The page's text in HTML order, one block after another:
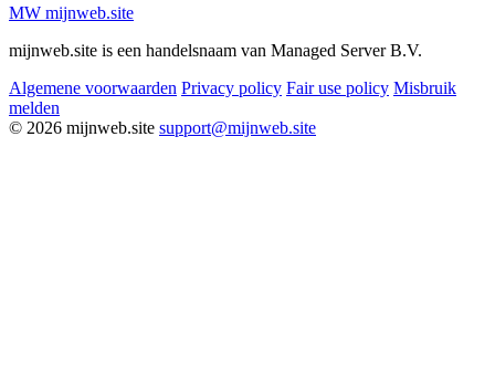
MW mijnweb.site
mijnweb.site is een handelsnaam van Managed Server B.V.
Algemene voorwaarden Privacy policy Fair use policy Misbruik
melden
© 2026 mijnweb.site support@mijnweb.site